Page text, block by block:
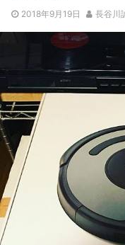
2018年9月19日 長谷川